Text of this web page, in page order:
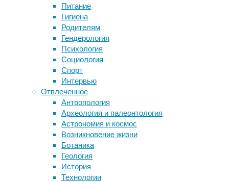
Питание
Гигиена
Родителям
Гендерология
Психология
Социология
Спорт
Интервью
Отвлеченное
Антропология
Археология и палеонтология
Астрономия и космос
Возникновение жизни
Ботаника
Геология
История
Технологии
себе
комфорт,
потрясающий
панорамный
атмосферу,
способствующую
созданию
незабываемых
воспоминаний.
Метки
ДНК бактерии биология
биотехнология
генетика дети
здоровье знания